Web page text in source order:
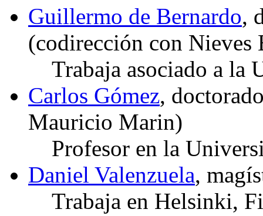
Guillermo de Bernardo,
(codirección con Nieves
Trabaja asociado a la
Carlos Gómez,
Mauricio Marin)
Profesor en la
Daniel Valenzuela,
Trabaja en Helsinki,